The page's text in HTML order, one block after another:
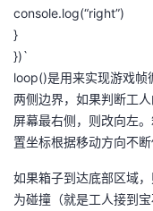
console.log(“right”)
}
})`
loop()是用来实现游戏帧
两侧边界，如果判断工
屏幕最右侧，则改向左
置坐标根据移动方向不
如果箱子到达底部区域
为碰撞（就是工人接到